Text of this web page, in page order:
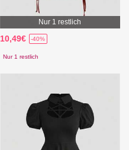
Nur 1 restlich
10,49€ -40%
Nur 1 restlich